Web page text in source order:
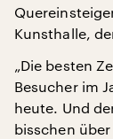
Kunsthalle,
„Die besten
Besucher im
heute. Und
bisschen